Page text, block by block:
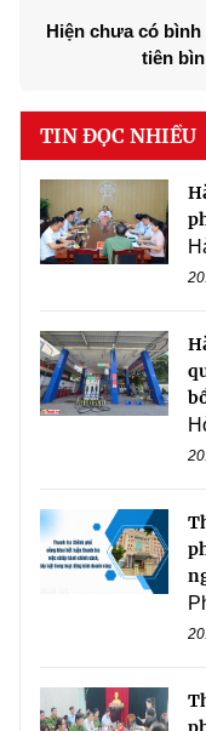
Hiện chưa có
tiên
TIN ĐỌC NHIỀU